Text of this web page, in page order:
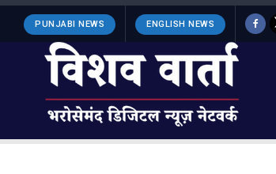
LATEST TRENDING Filter
लॉस एंजिल्स के जंगलों में भयानक आग
PUNJABI NEWS ENGLISH NEWS